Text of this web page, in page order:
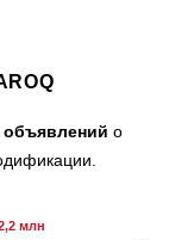
объявлений о
млн